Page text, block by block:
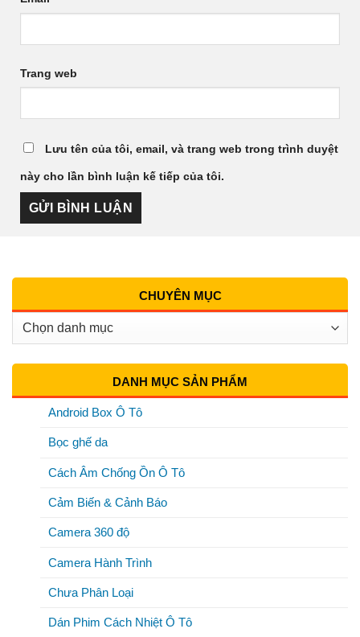
Trang web
Lưu tên của tôi, email, và trang web trong trình duyệt
này cho lần bình luận kế tiếp của tôi.
CHUYÊN MỤC
Chuyên
DANH MỤC SẢN PHẨM
Android Box Ô Tô
Bọc ghế da
Cách Âm Chống Ồn Ô Tô
Cảm Biến & Cảnh Báo
Camera 360 độ
Camera Hành Trình
Chưa Phân Loại
Dán Phim Cách Nhiệt Ô Tô